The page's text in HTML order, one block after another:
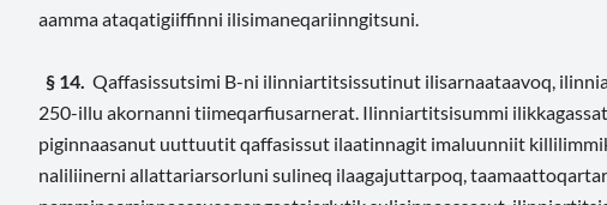
aamma ataqatigiiffinni ilisimaneqariinngitsuni.
§ 14. Qaffasissutsimi B-ni ilinniartitsissutinut ilisarnaataavoq,
250-illu akornanni tiimeqarfiusarnerat. Ilinniartitsisummi
piginnaasanut uuttuutit qaffasissut ilaatinnagit imaluunniit
naliliinerni allattariarsorluni sulineq ilaagajuttarpoq,